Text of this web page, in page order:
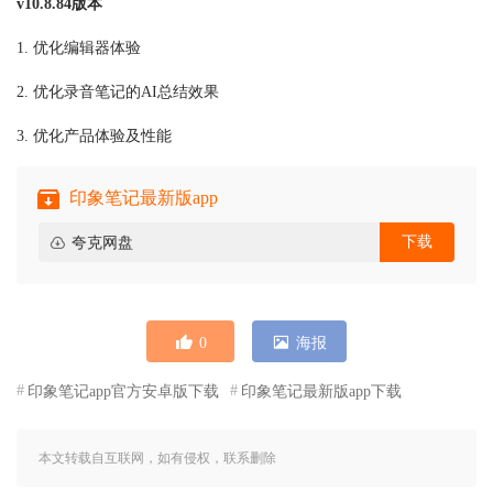
v10.8.84版本
1. 优化编辑器体验
2. 优化录音笔记的AI总结效果
3. 优化产品体验及性能
印象笔记最新版app
夸克网盘 下载
0 海报
印象笔记app官方安卓版下载 印象笔记最新版app下载
本文转载自互联网，如有侵权，联系删除